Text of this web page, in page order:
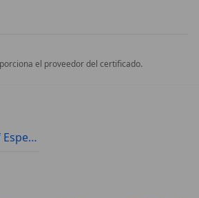
el proveedor del certificado.
Volkswagen Golf Especificaciones técnicas